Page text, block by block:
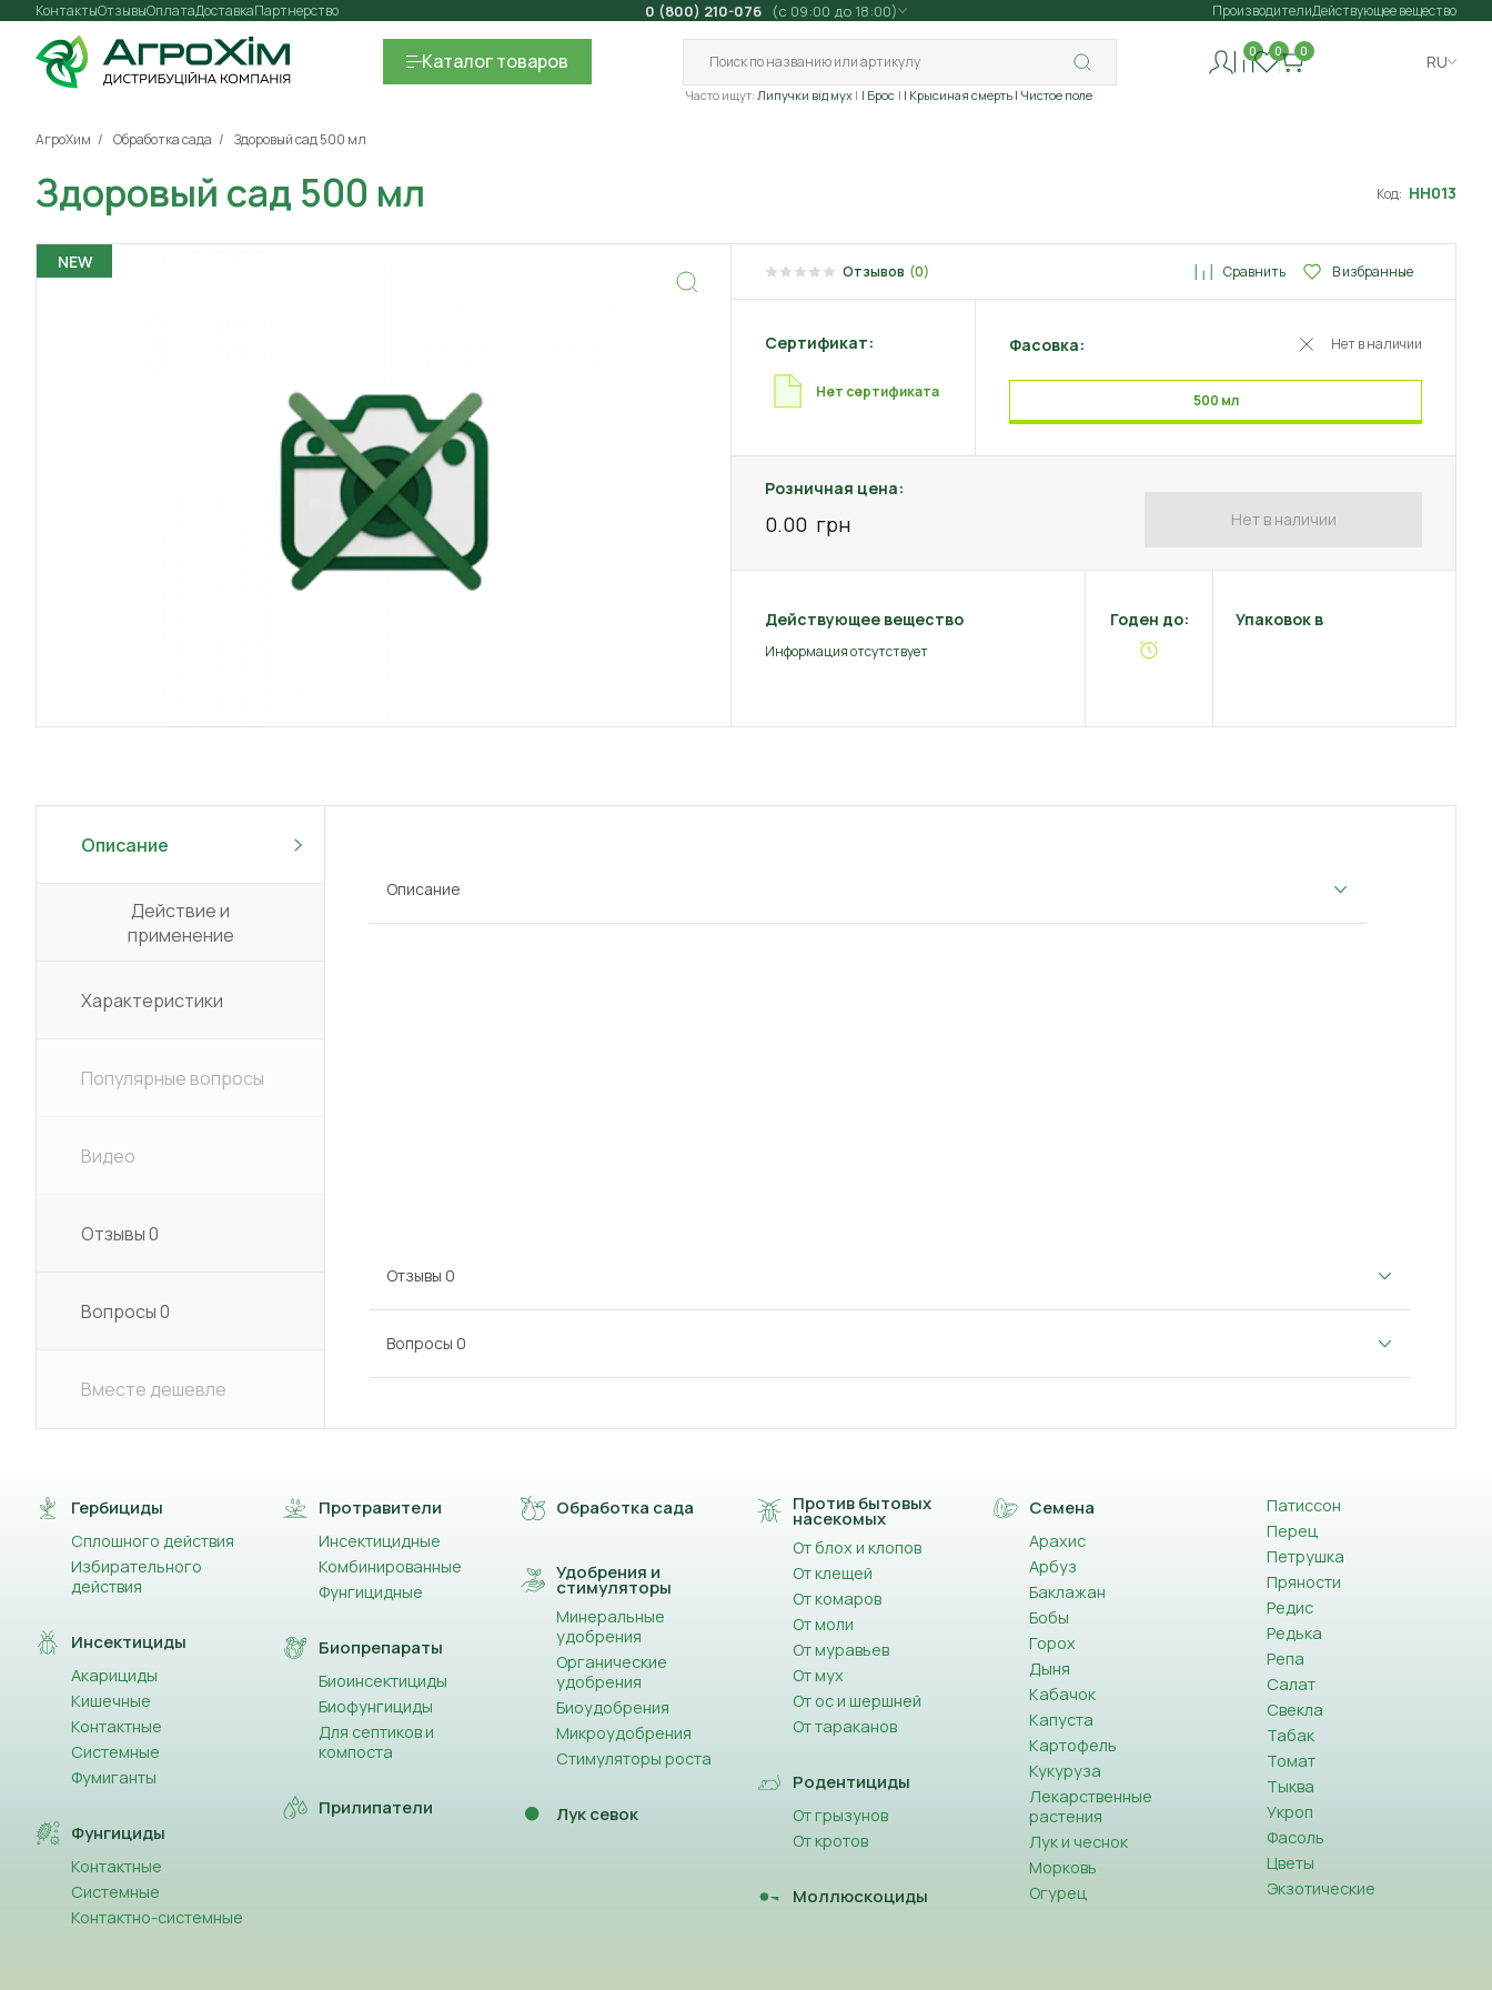
Контакты Оплата
Отзывы ДоставкаПартнерство 0 (800) 210-076 (с 09:00 до 18:00) ПроизводителиДействующее вещество
Каталогтоваров
Часто ищут: Липучки від мух | Брос | Крысиная смерть | Чистое поле
0 0 0
RU
АгроХим Обработка сада Здоровый сад 500 мл
Здоровый сад 500 мл Код: НН013
NEW Отзывов (0) Сравнить В избранные
Сертификат:
Нет сертификата
Фасовка: Нет в наличии
500 мл
Розничная цена:
0.00 грн Нет в наличии
Действующее вещество
Информация отсутствует
Годен до: Упаковок в
Описание
Действие и
применение
Характеристики
Популярные вопросы
Видео
Отзывы0
Вопросы0
Вместе дешевле
Описание
Отзывы 0
Вопросы 0
Гербициды
Сплошного действия
Избирательного
действия
Инсектициды
Акарициды
Кишечные
Контактные
Системные
Фумиганты
Фунгициды
Контактные
Системные
Контактно-системные
Протравители
Инсектицидные
Комбинированные
Фунгицидные
Биопрепараты
Биоинсектициды
Биофунгициды
Для септиков и
компоста
Прилипатели
Обработка сада
Удобрения и
стимуляторы
Минеральные
удобрения
Органические
удобрения
Биоудобрения
Микроудобрения
Стимуляторы роста
Лук севок
Против бытовых
насекомых
От блох и клопов
От клещей
От комаров
От моли
От муравьев
От мух
От ос и шершней
От тараканов
Родентициды
От грызунов
От кротов
Моллюскоциды
Семена
Арахис
Арбуз
Баклажан
Бобы
Горох
Дыня
Кабачок
Капуста
Картофель
Кукуруза
Лекарственные
растения
Лук и чеснок
Морковь
Огурец
Патиссон
Перец
Петрушка
Пряности
Редис
Редька
Репа
Салат
Свекла
Табак
Томат
Тыква
Укроп
Фасоль
Цветы
Экзотические